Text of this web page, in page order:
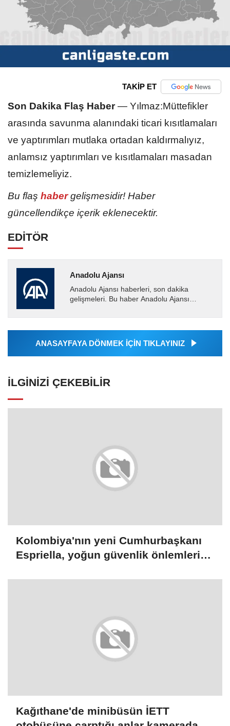
TAKİP ET
Son Dakika Flaş Haber— Yılmaz:Müttefikler
arasında savunma alanındaki ticari kısıtlamaları
ve yaptırımları mutlaka ortadan kaldırmalıyız,
anlamsız yaptırımları ve kısıtlamaları masadan
temizlemeliyiz.
Bu flaş habergelişmesidir! Haber
güncellendikçe içerik eklenecektir.
EDİTÖR
Anadolu Ajansı
Anadolu Ajansı haberleri, son dakika
gelişmeleri. Bu haber Anadolu Ajansı
tarafından geçilen tüm...
ANASAYFAYA DÖNMEK İÇİN TIKLAYINIZ
İLGINIZI ÇEKEBILIR
Kolombiya'nın yeni Cumhurbaşkanı
Espriella, yoğun güvenlik önlemleri
Kağıthane'de minibüsün İETT